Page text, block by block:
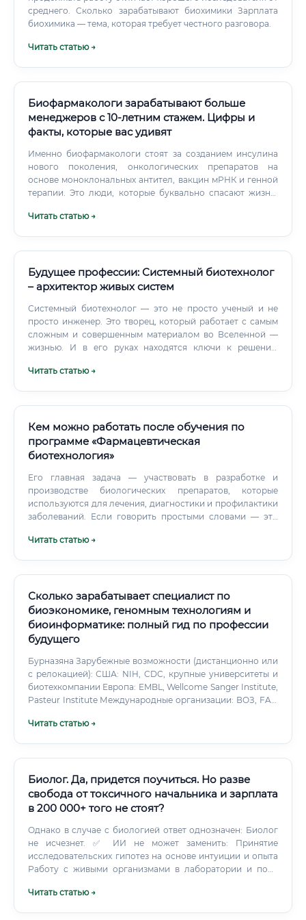
среднего. Сколько зарабатывают биохимики Зарплата
биохимика — тема, которая требует честного разговора.
Читать статью →
Биофармакологи зарабатывают больше
менеджеров с 10-летним стажем. Цифры и
факты, которые вас удивят
Именно биофармакологи стоят за созданием инсулина
нового поколения, онкологических препаратов на
основе моноклональных антител, вакцин мРНК и генной
терапии. Это люди, которые буквально спасают жизни,
центрах по всему миру.
Читать статью →
Будущее профессии: Системный биотехнолог
– архитектор живых систем
Системный биотехнолог — это не просто ученый и не
просто инженер. Это творец, который работает с самым
сложным и совершенным материалом во Вселенной —
жизнью. И в его руках находятся ключи к решению
Читать статью →
Кем можно работать после обучения по
программе «Фармацевтическая
биотехнология»
Его главная задача — участвовать в разработке и
производстве биологических препаратов, которые
используются для лечения, диагностики и профилактики
заболеваний. Если говорить простыми словами — это
использовать живые системы (клетки, микроорганизмы,
направлениях: Производственное направление.
Читать статью →
Сколько зарабатывает специалист по
биоэкономике, геномным технологиям и
биоинформатике: полный гид по профессии
будущего
Бурназяна Зарубежные возможности (дистанционно или
с релокацией): США: NIH, CDC, крупные университеты и
биотехкомпании Европа: EMBL, Wellcome Sanger Institute,
Pasteur Institute Международные организации: ВОЗ, FAO
позициям Биоинформатика — одна из немногих
компетенции биолога и IT-профессионала, а рынок IT
традиционно хорошо оплачивается. Уровень зарплат по
позициям в России (2024 год) Уровень зарплат по
России Зарплаты на международном рынке (для
сравнения) Важно учитывать, что многие российские
специалисты работают удалённо на иностранные
компании или международные исследовательские
уровню.
Читать статью →
Биолог. Да, придется поучиться. Но разве
свобода от токсичного начальника и зарплата
в 200 000+ того не стоят?
Однако в случае с биологией ответ однозначен: Биолог
не исчезнет. ✅ ИИ не может заменить: Принятие
исследовательских гипотез на основе интуиции и опыта
Работу с живыми организмами в лаборатории и поле
Интерпретацию нестандартных результатов
Читать статью →